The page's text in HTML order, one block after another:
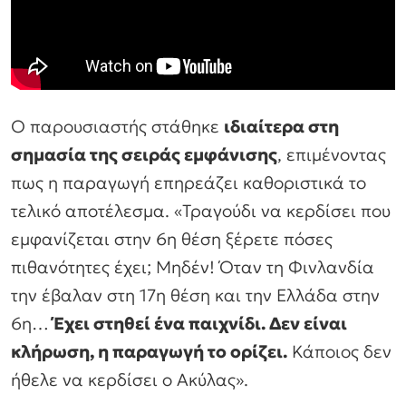
Ο παρουσιαστής στάθηκε ιδιαίτερα στη
σημασία της σειράς εμφάνισης, επιμένοντας
πως η παραγωγή επηρεάζει καθοριστικά το
τελικό αποτέλεσμα. «Τραγούδι να κερδίσει που
εμφανίζεται στην 6η θέση ξέρετε πόσες
πιθανότητες έχει; Μηδέν! Όταν τη Φινλανδία
την έβαλαν στη 17η θέση και την Ελλάδα στην
6η…Έχει στηθεί ένα παιχνίδι. Δεν είναι
κλήρωση, η παραγωγή το ορίζει. Κάποιος δεν
ήθελε να κερδίσει ο Ακύλας».